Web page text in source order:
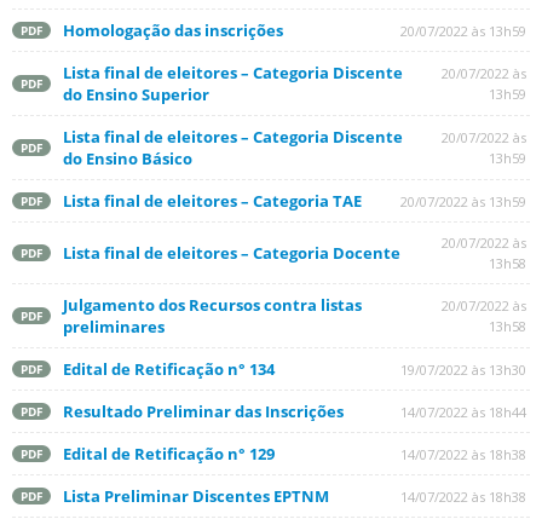
PDF Homologação das inscrições 20/07/2022 às 13h59
PDF
Lista final de eleitores – Categoria Discente
do Ensino Superior
20/07/2022 às
13h59
PDF
Lista final de eleitores – Categoria Discente
do Ensino Básico
20/07/2022 às
13h59
PDF Lista final de eleitores – Categoria TAE 20/07/2022 às 13h59
PDF Lista final de eleitores – Categoria Docente
20/07/2022 às
13h58
PDF
Julgamento dos Recursos contra listas
preliminares
20/07/2022 às
13h58
PDF Edital de Retificação n° 134 19/07/2022 às 13h30
PDF Resultado Preliminar das Inscrições 14/07/2022 às 18h44
PDF Edital de Retificação n° 129 14/07/2022 às 18h38
PDF Lista Preliminar Discentes EPTNM 14/07/2022 às 18h38